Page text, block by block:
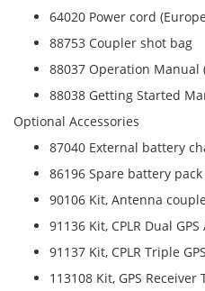
64020 Power cord
88753 Coupler shot bag
88037 Operation Manual
88038 Getting Started
Optional Accessories
87040 External battery
86196 Spare battery pack
90106 Kit, Antenna
91136 Kit, CPLR Dual
91137 Kit, CPLR Triple
113108 Kit, GPS